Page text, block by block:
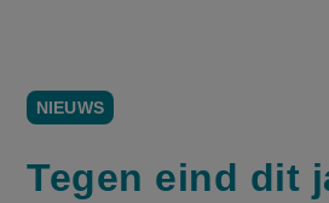
NIEUWS
Tegen eind dit